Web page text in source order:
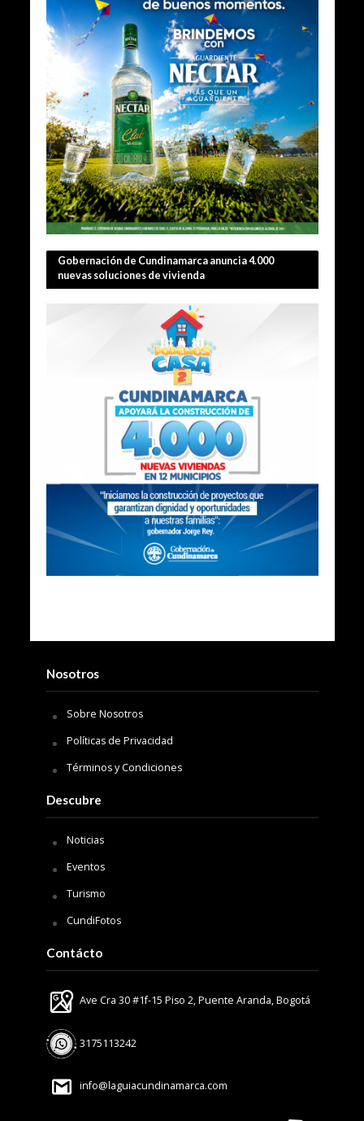
Gobernación de Cundinamarca anuncia 4.000
nuevas soluciones de vivienda
Nosotros
Sobre Nosotros
Políticas de Privacidad
Términos y Condiciones
Descubre
Noticias
Eventos
Turismo
CundiFotos
Contácto
Ave Cra 30 #1f-15 Piso 2, Puente Aranda, Bogotá
3175113242
info@laguiacundinamarca.com